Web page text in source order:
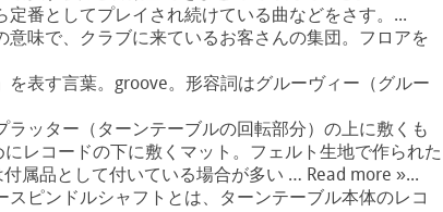
定番としてプレイされ続けている曲などをさす。...
意味で、クラブに来ているお客さんの集団。フロアを
を表す言葉。groove。形容詞はグルーヴィー（グルー
ラッター（ターンテーブルの回転部分）の上に敷くも
レコードの下に敷くマット。フェルト生地で作られた
属品として付いている場合が多い … Read more »...
スピンドルシャフトとは、ターンテーブル本体のレコ